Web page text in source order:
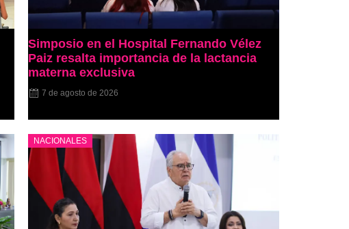
Simposio en el Hospital Fernando Vélez
Paiz resalta importancia de la lactancia
materna exclusiva
7 de agosto de 2026
NACIONALES